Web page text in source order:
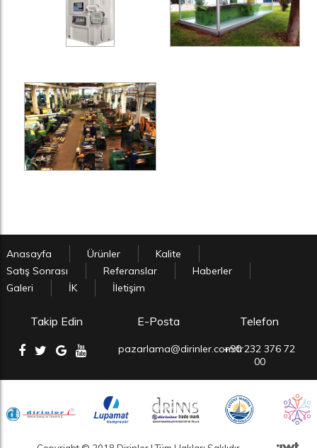
Anasayfa Ürünler
Kalite
Satış Sonrası
Referanslar
Haberler
Galeri
İK İletişim
Takip Edin E-Posta
pazarlama@dirinler.com.tr
Telefon
+90 232 376 72
00